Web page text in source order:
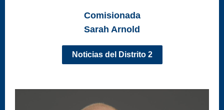
Comisionada
Sarah Arnold
Noticias del Distrito 2